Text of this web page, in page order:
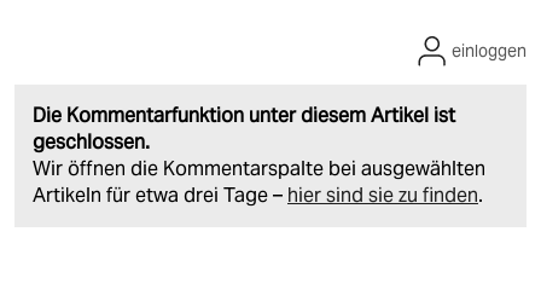
Die Kommentarfunktion unter diesem Artikel ist
geschlossen.
Wir öffnen die Kommentarspalte bei ausgewählten
Artikeln für etwa drei Tage – hier sind sie zu finden.
einloggen